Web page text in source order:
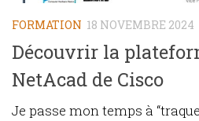
FORMATION 18 NOVEMBRE 2024
Découvrir la
NetAcad de Cisco
Je passe mon temps à